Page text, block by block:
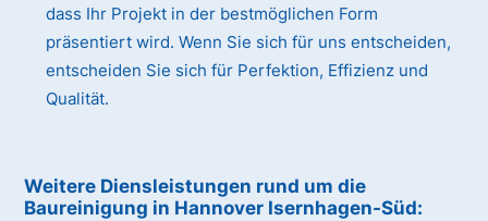
dass Ihr Projekt in der bestmöglichen Form
präsentiert wird. Wenn Sie sich für uns entscheiden,
entscheiden Sie sich für Perfektion, Effizienz und
Qualität.
Weitere Diensleistungen rund um die
Baureinigung in Hannover Isernhagen-Süd: